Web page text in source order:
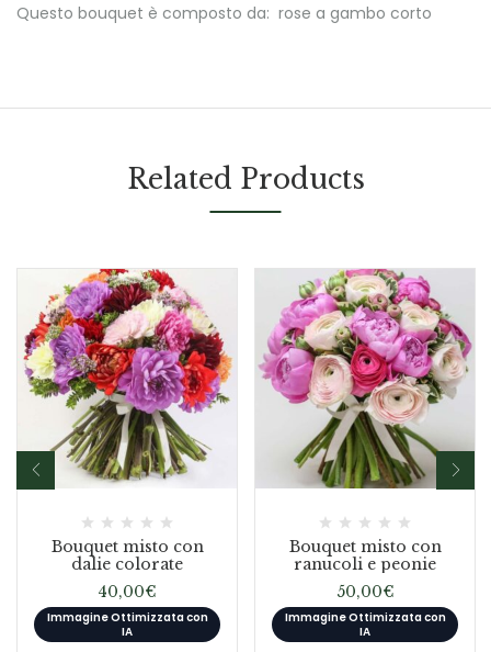
Questo bouquet è composto da: rose a gambo corto
Related Products
Bouquet misto con
dalie colorate
40,00€
Immagine Ottimizzata con
IA
Bouquet misto con
ranucoli e peonie
50,00€
Immagine Ottimizzata con
IA